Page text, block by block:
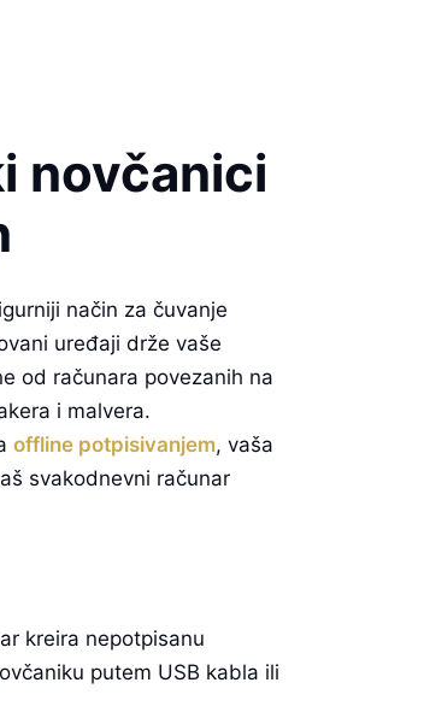
novčanici
način za čuvanje
uređaji drže vaše
od računara povezanih na
i malvera.
offline potpisivanjem, vaša
svakodnevni računar
kreira nepotpisanu
putem USB kabla ili